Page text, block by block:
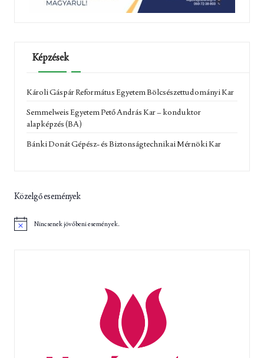
Képzések
Károli Gáspár Református Egyetem Bölcsészettudományi Kar
Semmelweis Egyetem Pető András Kar – konduktor
alapképzés (BA)
Bánki Donát Gépész- és Biztonságtechnikai Mérnöki Kar
Közelgő események
Nincsenek jövőbeni események.